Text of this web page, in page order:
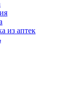
из аптек